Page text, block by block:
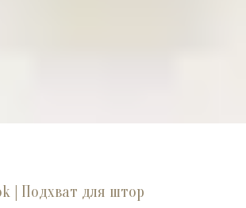
| Подхват для штор